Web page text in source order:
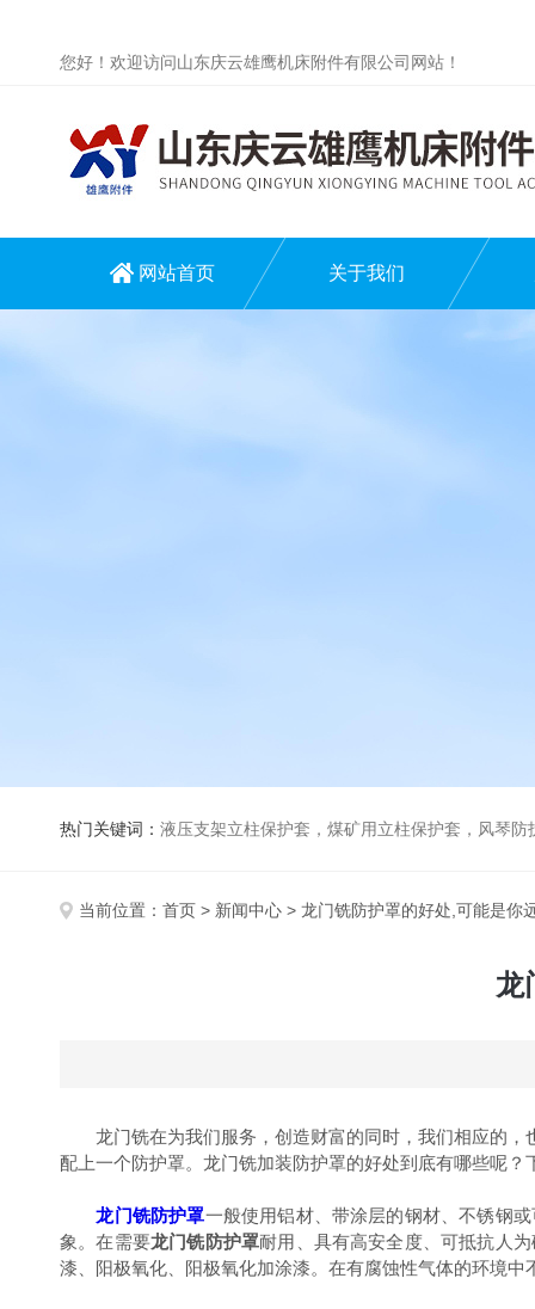
您好！欢迎访问山东庆云雄鹰机床附件有限公司网站！
网站首页 关于我们
热门关键词： 液压支架立柱保护套，煤矿用立柱保护套，风琴
当前位置： 首页 > 新闻中心 > 龙门铣防护罩的好处,可能是你
龙
龙门铣在为我们服务，创造财富的同时，我们相应的，
配上一个防护罩。龙门铣加装防护罩的好处到底有哪些呢
龙门铣防护罩一般使用铝材、带涂层的钢材、不锈钢
象。在需要龙门铣防护罩耐用、具有高安全度、可抵抗人
漆、阳极氧化、阳极氧化加涂漆。在有腐蚀性气体的环境